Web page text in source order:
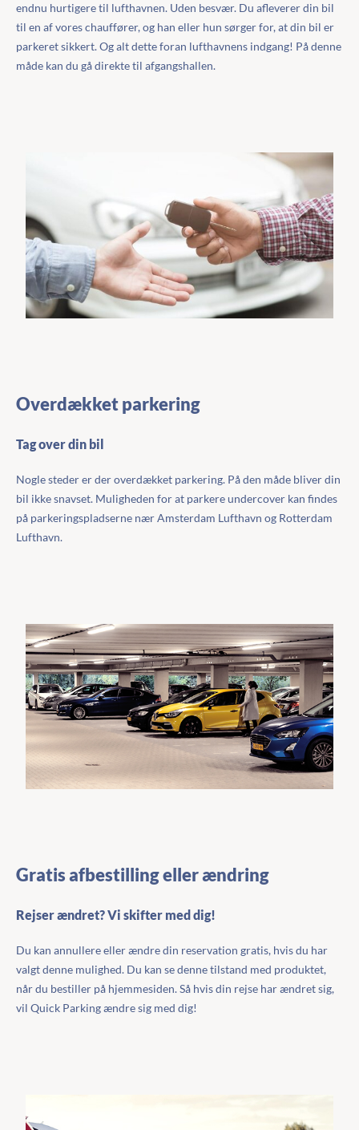
endnu hurtigere til lufthavnen. Uden besvær. Du afleverer din bil
til en af vores chauffører, og han eller hun sørger for, at din bil er
parkeret sikkert. Og alt dette foran lufthavnens indgang! På denne
måde kan du gå direkte til afgangshallen.
Overdækket parkering
Tag over din bil
Nogle steder er der overdækket parkering. På den måde bliver din
bil ikke snavset. Muligheden for at parkere undercover kan findes
på parkeringspladserne nær Amsterdam Lufthavn og Rotterdam
Lufthavn.
Gratis afbestilling eller ændring
Rejser ændret? Vi skifter med dig!
Du kan annullere eller ændre din reservation gratis, hvis du har
valgt denne mulighed. Du kan se denne tilstand med produktet,
når du bestiller på hjemmesiden. Så hvis din rejse har ændret sig,
vil Quick Parking ændre sig med dig!